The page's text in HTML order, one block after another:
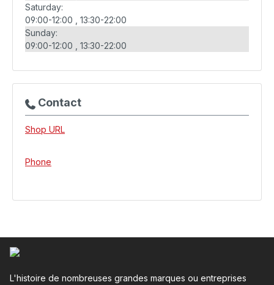
Saturday:
09:00-12:00
13:30-22:00
Sunday:
09:00-12:00
13:30-22:00
Contact
Shop URL
Phone
L'histoire de nombreuses grandes marques ou entreprises